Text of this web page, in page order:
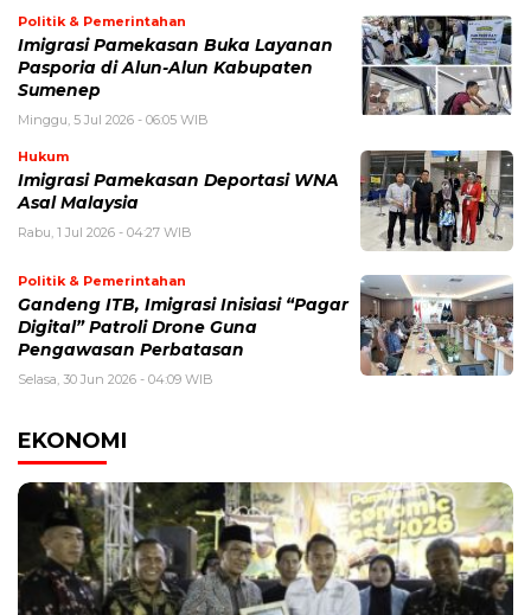
Politik & Pemerintahan
Imigrasi Pamekasan Buka Layanan
Pasporia di Alun-Alun Kabupaten
Sumenep
Minggu, 5 Jul 2026 - 06:05 WIB
Hukum
Imigrasi Pamekasan Deportasi WNA
Asal Malaysia
Rabu, 1 Jul 2026 - 04:27 WIB
Politik & Pemerintahan
Gandeng ITB, Imigrasi Inisiasi “Pagar
Digital” Patroli Drone Guna
Pengawasan Perbatasan
Selasa, 30 Jun 2026 - 04:09 WIB
EKONOMI